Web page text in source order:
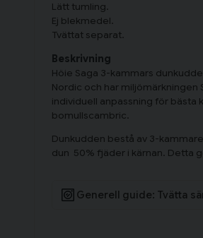
Lätt tumling.
Ej blekmedel.
Tvättat separat.
Beskrivning
Höie Saga 3-kammars
Nordic och har
individuell anpassning för
bomullscambric.
Dunkudden bestå av 3-
dun 50% fjäder i kärnan. Detta
Generell guide: Tvätta